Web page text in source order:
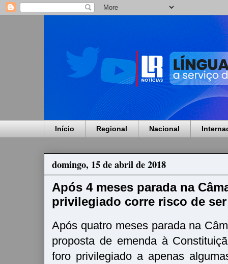
Início Regional Nacional
domingo, 15 de abril de 2018
Após 4 meses parada na
privilegiado corre risco de
Após quatro meses parada na
proposta de emenda à
foro privilegiado a apenas